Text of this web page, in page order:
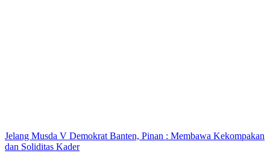
Jelang Musda V Demokrat Banten, Pinan : Membawa Kekompakan
dan Soliditas Kader